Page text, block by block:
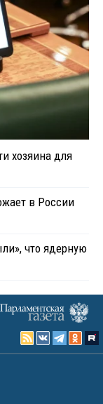
хозяина для
в России
что ядерную